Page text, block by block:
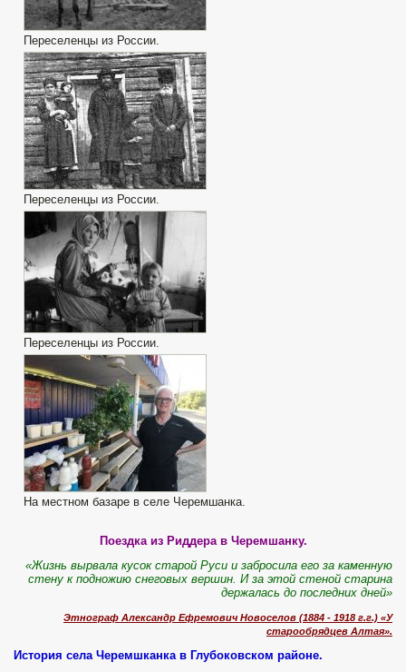
Переселенцы из России.
Переселенцы из России.
Переселенцы из России.
На местном базаре в селе Черемшанка.
Поездка из Риддера в Черемшанку.
«Жизнь вырвала кусок старой Руси и забросила его за каменную
стену к подножию снеговых вершин. И за этой стеной старина
держалась до последних дней»
Этнограф Александр Ефремович Новоселов (1884 - 1918 г.г.) «У
старообрядцев Алтая».
История села Черемшканка в Глубоковском районе.